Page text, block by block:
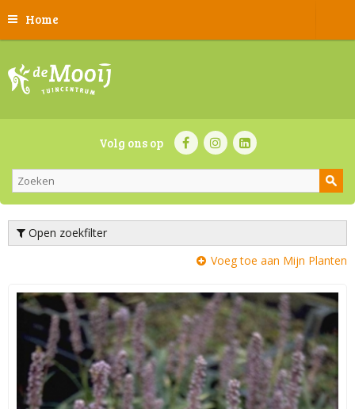
Home
Volg ons op
Open zoekfilter
Voeg toe aan Mijn Planten